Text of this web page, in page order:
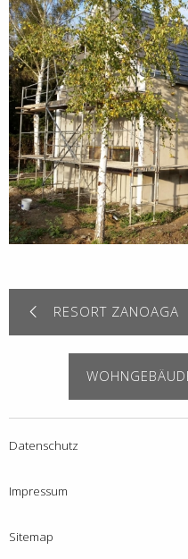
RESORT ZANOAGA
Datenschutz
Impressum
Sitemap